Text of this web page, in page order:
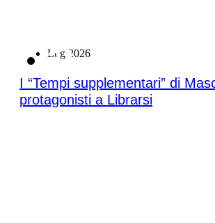
Lug 2026
21
I “Tempi supplementari” di
protagonisti a Librarsi